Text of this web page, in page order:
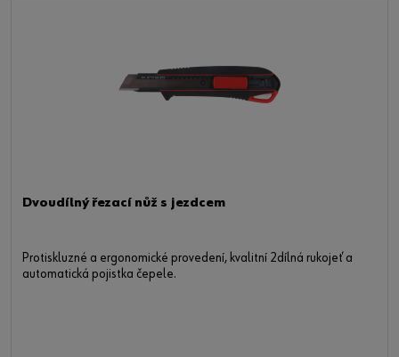
Dvoudílný řezací nůž s jezdcem
Protiskluzné a ergonomické provedení, kvalitní 2dílná rukojeť a
automatická pojistka čepele.